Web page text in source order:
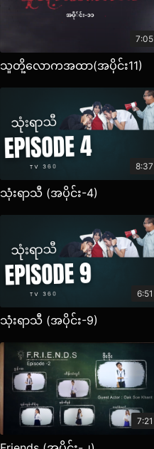
7:05
သူတို့လောကအထာ(အပိုင်း11)
8:37
သုံးရာသီ (အပိုင်း-4)
6:51
သုံးရာသီ (အပိုင်း-9)
7:21